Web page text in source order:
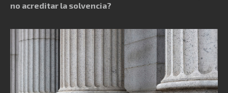
no acreditar la solvencia?